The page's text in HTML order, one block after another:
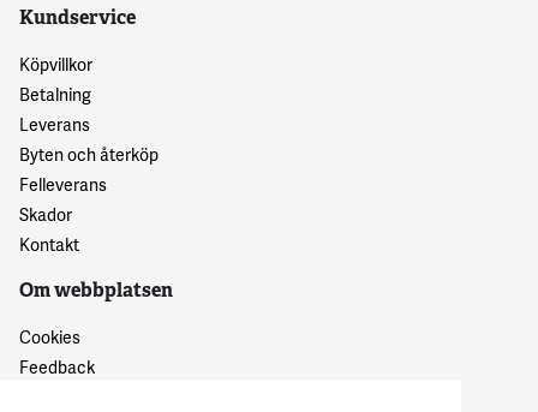
Kundservice
Köpvillkor
Betalning
Leverans
Byten och återköp
Felleverans
Skador
Kontakt
Om webbplatsen
Cookies
Feedback